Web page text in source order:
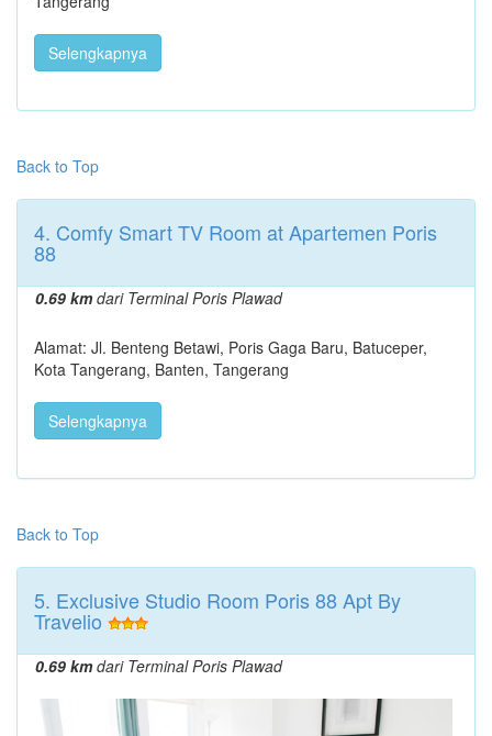
Selengkapnya
Back to Top
4. Comfy Smart TV Room at Apartemen Poris
88
0.69 kmdari Terminal Poris Plawad
Alamat: Jl. Benteng Betawi, Poris Gaga Baru, Batuceper,
Kota Tangerang, Banten, Tangerang
Selengkapnya
Back to Top
5. Exclusive Studio Room Poris 88 Apt By
Travelio
0.69 kmdari Terminal Poris Plawad